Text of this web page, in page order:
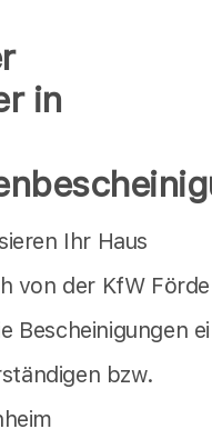
in
Ihr Haus
von der KfW
Bescheinigungen
bzw.